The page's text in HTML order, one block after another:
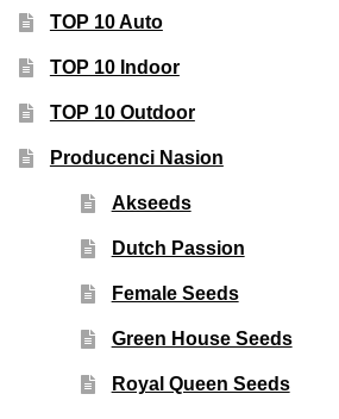
Kontakt
TOP 10 Auto
TOP 10 Indoor
TOP 10 Outdoor
Producenci Nasion
Akseeds
Dutch Passion
Female Seeds
Green House Seeds
Royal Queen Seeds